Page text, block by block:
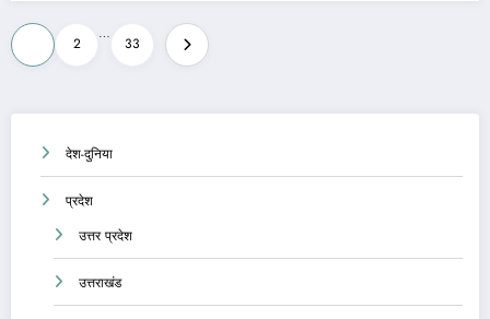
Posts
pagination
2
…
33
देश-दुनिया
प्रदेश
उत्तर प्रदेश
उत्तराखंड